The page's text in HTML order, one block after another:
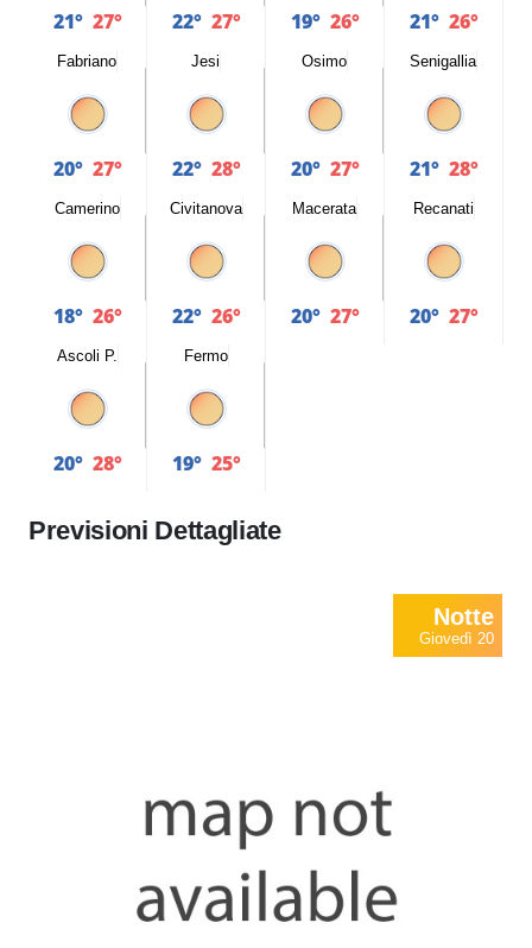
21° 27° 22° 27° 19° 26° 21° 26°
Fabriano
20° 27°
Jesi
22° 28°
Osimo
20° 27°
Senigallia
21° 28°
Camerino
18° 26°
Civitanova
22° 26°
Macerata
20° 27°
Recanati
20° 27°
Ascoli P.
20° 28°
Fermo
19° 25°
Previsioni Dettagliate
Notte
Giovedì 20